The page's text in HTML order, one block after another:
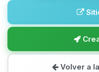
Volver a